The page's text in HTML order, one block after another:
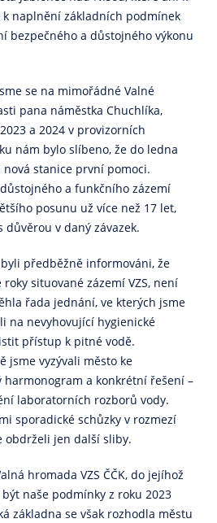
k naplnění základních podmínek
bezpečného a důstojného výkonu
se na mimořádné Valné
pana náměstka Chuchlíka,
a 2024 v provizorních
nám bylo slíbeno, že do ledna
stanice první pomoci.
a funkčního zázemí
posunu už více než 17 let,
v daný závazek.
předběžně informováni, že
situované zázemí VZS, není
řada jednání, ve kterých jsme
na nevyhovující hygienické
přístup k pitné vodě.
jsme vyzývali město ke
a konkrétní řešení –
laboratorních rozborů vody.
sporadické schůzky v rozmezí
obdrželi jen další sliby.
hromada VZS ČČK, do jejíhož
naše podmínky z roku 2023
základna se však rozhodla městu